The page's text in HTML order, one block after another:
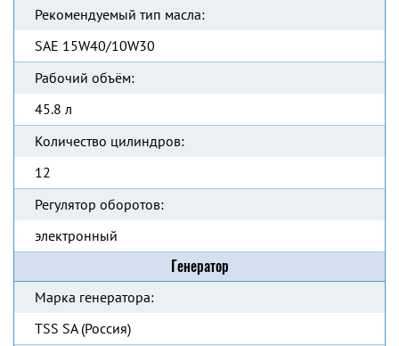
Рекомендуемый тип масла:
SAE 15W40/10W30
Рабочий объём:
45.8 л
Количество цилиндров:
12
Регулятор оборотов:
электронный
Генератор
Марка генератора:
TSS SA (Россия)